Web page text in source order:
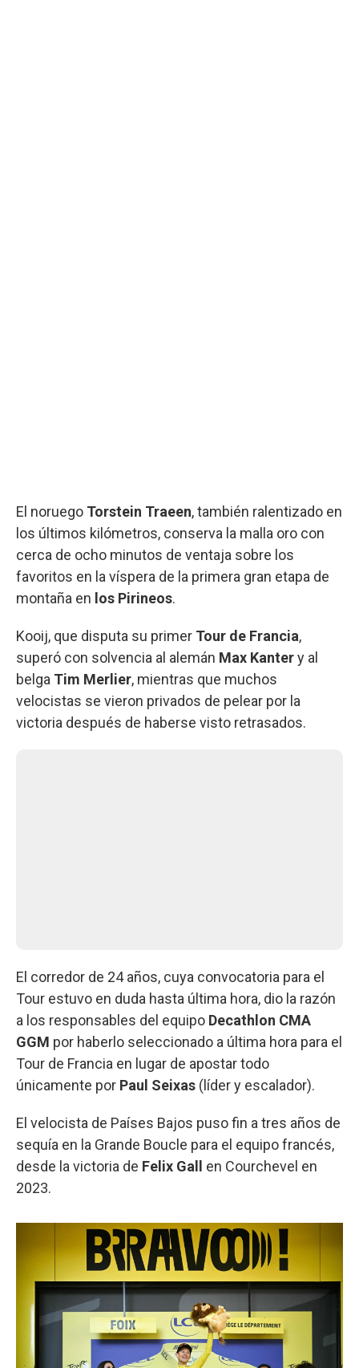
El noruego Torstein Traeen, también ralentizado en
los últimos kilómetros, conserva la malla oro con
cerca de ocho minutos de ventaja sobre los
favoritos en la víspera de la primera gran etapa de
montaña en los Pirineos.
Kooij, que disputa su primer Tour de Francia,
superó con solvencia al alemán Max Kantery al
belga Tim Merlier, mientras que muchos
velocistas se vieron privados de pelear por la
victoria después de haberse visto retrasados.
El corredor de 24 años, cuya convocatoria para el
Tour estuvo en duda hasta última hora, dio la razón
a los responsables del equipo Decathlon CMA
GGM por haberlo seleccionado a última hora para el
Tour de Francia en lugar de apostar todo
únicamente por Paul Seixas (líder y escalador).
El velocista de Países Bajos puso fin a tres años de
sequía en la Grande Boucle para el equipo francés,
desde la victoria de Felix Gall
en Courchevel en
2023.